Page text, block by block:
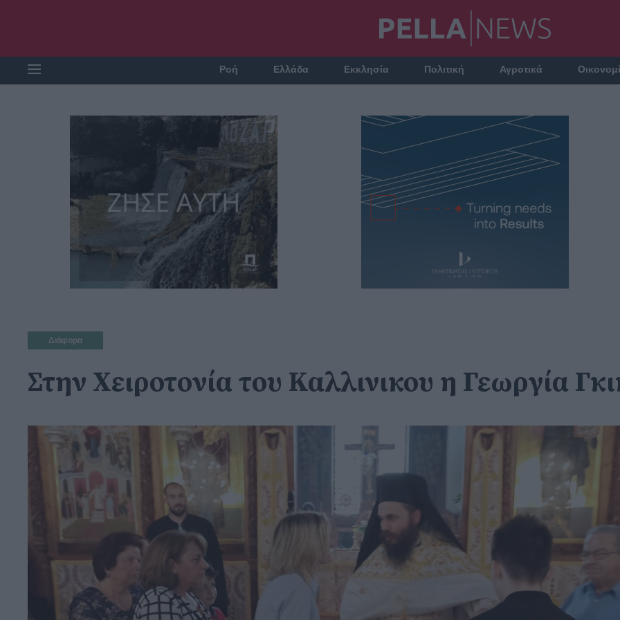
Ροή Ελλάδα Εκκλησία Πολιτική Αγροτικά
Διάφορα
Στην Χειροτονία του Καλλινικου η Γεωργία